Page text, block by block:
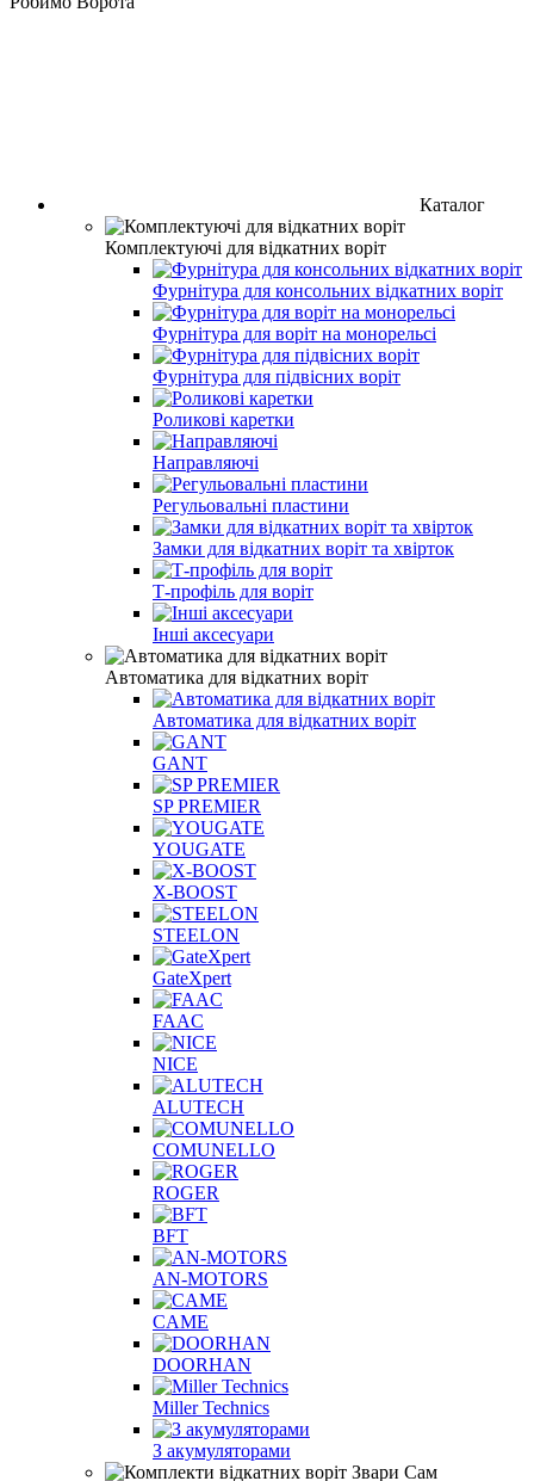
Каталог
Комплектуючі для відкатних воріт
Фурнітура для консольних відкатних воріт
Фурнітура для воріт на монорельсі
Фурнітура для підвісних воріт
Роликові каретки
Направляючі
Регульовальні пластини
Замки для відкатних воріт та хвірток
Т-профіль для воріт
Інші аксесуари
Автоматика для відкатних воріт
Автоматика для відкатних воріт
GANT
SP PREMIER
YOUGATE
X-BOOST
STEELON
GateXpert
FAAC
NICE
ALUTECH
COMUNELLO
ROGER
BFT
AN-MOTORS
CAME
DOORHAN
Miller Technics
З акумуляторами